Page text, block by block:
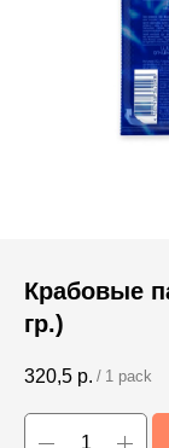
Крабовые
гр.)
320,5 р. / 1 pack